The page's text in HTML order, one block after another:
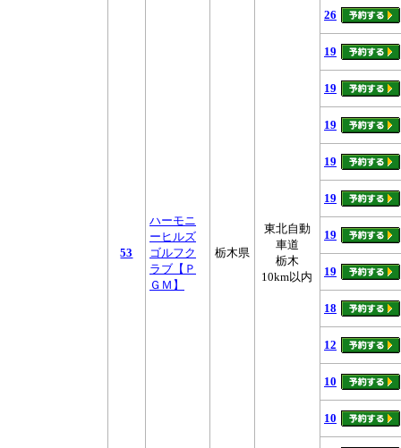
53
ハーモニ
ーヒルズ
ゴルフク
ラブ【Ｐ
ＧＭ】
栃木県
東北自動
車道
栃木
10km以内
26
19
19
19
19
19
19
19
18
12
10
10